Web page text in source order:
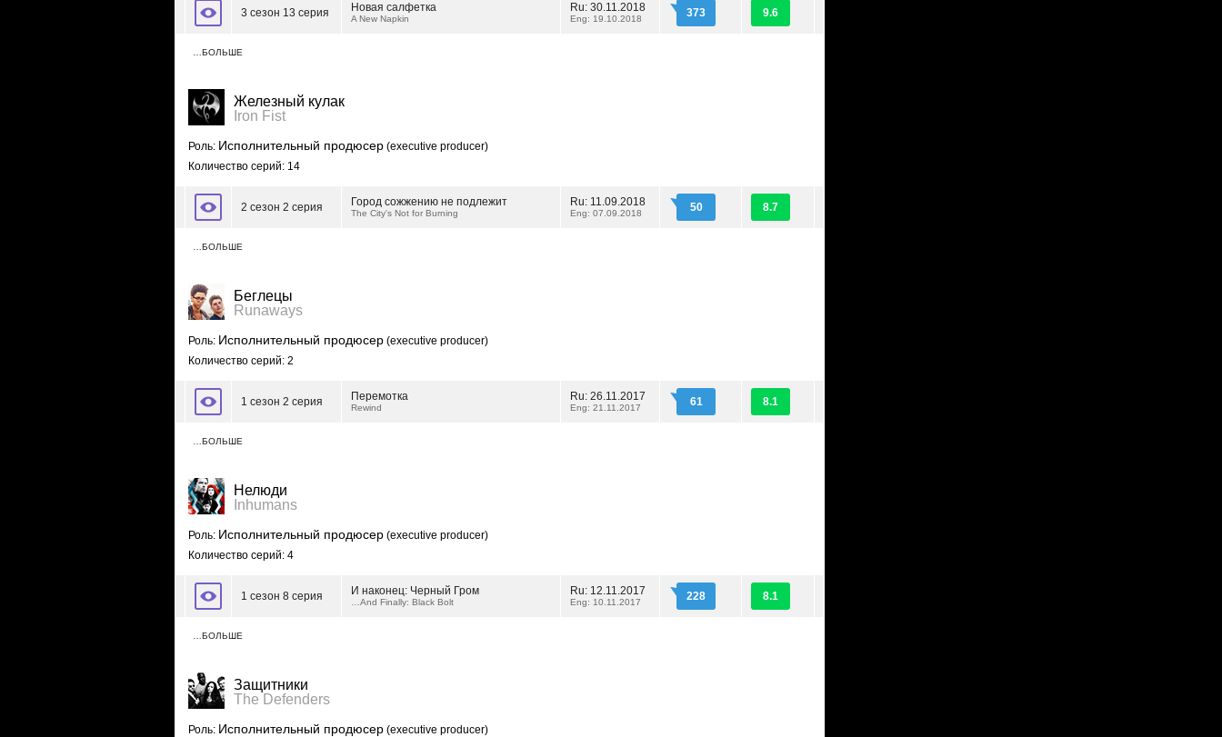
3 сезон 13 серия Новая салфетка
A New Napkin
Ru: 30.11.2018
Eng: 19.10.2018 373 9.6
…БОЛЬШЕ
Железный кулак
Iron Fist
Роль: Исполнительный продюсер (executive producer)
Количество серий: 14
2 сезон 2 серия Город сожжению не подлежит
The City's Not for Burning
Ru: 11.09.2018
Eng: 07.09.2018 50 8.7
…БОЛЬШЕ
Беглецы
Runaways
Роль: Исполнительный продюсер (executive producer)
Количество серий: 2
1 сезон 2 серия Перемотка
Rewind
Ru: 26.11.2017
Eng: 21.11.2017 61 8.1
…БОЛЬШЕ
Нелюди
Inhumans
Роль: Исполнительный продюсер (executive producer)
Количество серий: 4
1 сезон 8 серия И наконец: Черный Гром
…And Finally: Black Bolt
Ru: 12.11.2017
Eng: 10.11.2017 228 8.1
…БОЛЬШЕ
Защитники
The Defenders
Роль: Исполнительный продюсер (executive producer)